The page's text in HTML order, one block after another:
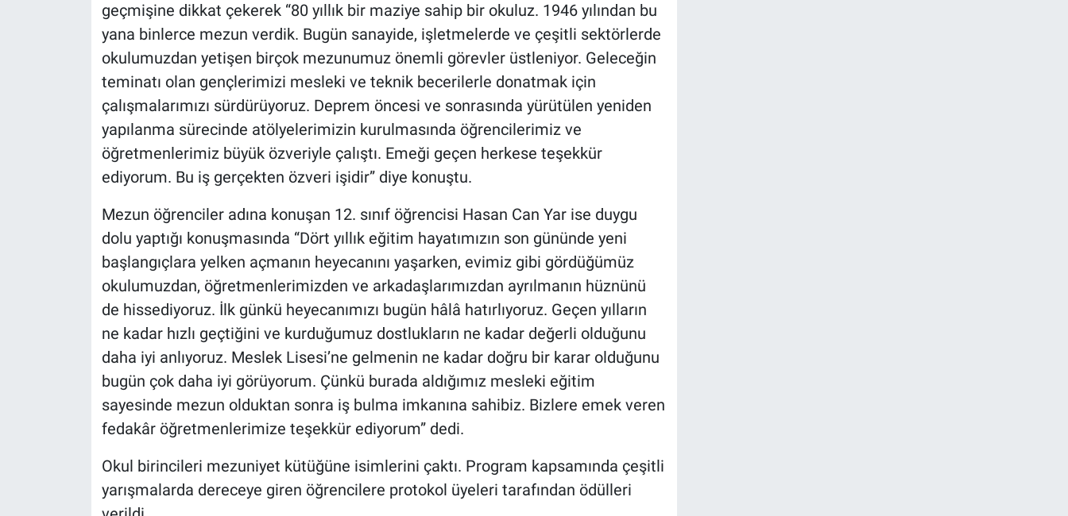
geçmişine dikkat çekerek “80 yıllık bir maziye sahip bir okuluz. 1946 yılından bu
yana binlerce mezun verdik. Bugün sanayide, işletmelerde ve çeşitli sektörlerde
okulumuzdan yetişen birçok mezunumuz önemli görevler üstleniyor. Geleceğin
teminatı olan gençlerimizi mesleki ve teknik becerilerle donatmak için
çalışmalarımızı sürdürüyoruz. Deprem öncesi ve sonrasında yürütülen yeniden
yapılanma sürecinde atölyelerimizin kurulmasında öğrencilerimiz ve
öğretmenlerimiz büyük özveriyle çalıştı. Emeği geçen herkese teşekkür
ediyorum. Bu iş gerçekten özveri işidir” diye konuştu.
Mezun öğrenciler adına konuşan 12. sınıf öğrencisi Hasan Can Yar ise duygu
dolu yaptığı konuşmasında “Dört yıllık eğitim hayatımızın son gününde yeni
başlangıçlara yelken açmanın heyecanını yaşarken, evimiz gibi gördüğümüz
okulumuzdan, öğretmenlerimizden ve arkadaşlarımızdan ayrılmanın hüznünü
de hissediyoruz. İlk günkü heyecanımızı bugün hâlâ hatırlıyoruz. Geçen yılların
ne kadar hızlı geçtiğini ve kurduğumuz dostlukların ne kadar değerli olduğunu
daha iyi anlıyoruz. Meslek Lisesi’ne gelmenin ne kadar doğru bir karar olduğunu
bugün çok daha iyi görüyorum. Çünkü burada aldığımız mesleki eğitim
sayesinde mezun olduktan sonra iş bulma imkanına sahibiz. Bizlere emek veren
fedakâr öğretmenlerimize teşekkür ediyorum” dedi.
Okul birincileri mezuniyet kütüğüne isimlerini çaktı. Program kapsamında çeşitli
yarışmalarda dereceye giren öğrencilere protokol üyeleri tarafından ödülleri